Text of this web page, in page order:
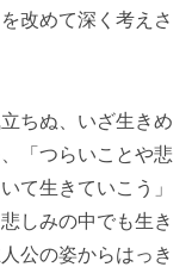
改めて深く考えさ
ちぬ、いざ生きめ
「つらいことや悲
て生きていこう」
しみの中でも生き
公の姿からはっき